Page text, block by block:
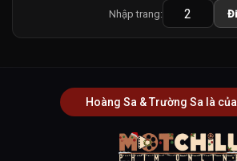
Nhập trang: Đi
Hoàng Sa & Trường Sa là